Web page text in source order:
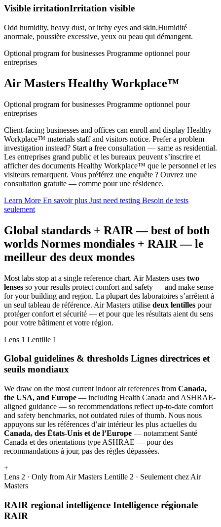
Visible irritationIrritation visible
Odd humidity, heavy dust, or itchy eyes and skin.Humidité
anormale, poussière excessive, yeux ou peau qui démangent.
Optional program for businesses Programme optionnel pour
entreprises
Air Masters Healthy Workplace™
Optional program for businesses Programme optionnel pour
entreprises
Client-facing businesses and offices can enroll and display Healthy
Workplace™ materials staff and visitors notice. Prefer a problem
investigation instead? Start a free consultation — same as residential.
Les entreprises grand public et les bureaux peuvent s’inscrire et
afficher des documents Healthy Workplace™ que le personnel et les
visiteurs remarquent. Vous préférez une enquête ? Ouvrez une
consultation gratuite — comme pour une résidence.
Learn More En savoir plus Just need testing Besoin de tests
seulement
Global standards + RAIR — best of both
worlds Normes mondiales + RAIR — le
meilleur des deux mondes
Most labs stop at a single reference chart. Air Masters uses two
lenses so your results protect comfort and safety — and make sense
for your building and region. La plupart des laboratoires s’arrêtent à
un seul tableau de référence. Air Masters utilise deux lentilles pour
protéger confort et sécurité — et pour que les résultats aient du sens
pour votre bâtiment et votre région.
Lens 1 Lentille 1
Global guidelines & thresholds Lignes directrices et
seuils mondiaux
We draw on the most current indoor air references from Canada,
the USA, and Europe — including Health Canada and ASHRAE-
aligned guidance — so recommendations reflect up-to-date comfort
and safety benchmarks, not outdated rules of thumb. Nous nous
appuyons sur les références d’air intérieur les plus actuelles du
Canada, des États-Unis et de l’Europe — notamment Santé
Canada et des orientations type ASHRAE — pour des
recommandations à jour, pas des règles dépassées.
+
Lens 2 · Only from Air Masters Lentille 2 · Seulement chez Air
Masters
RAIR regional intelligence Intelligence régionale
RAIR